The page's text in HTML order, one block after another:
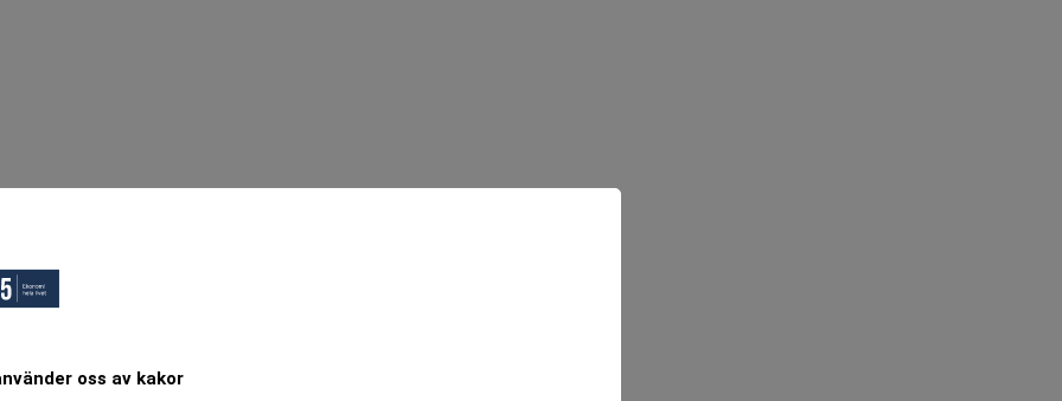
oss av kakor